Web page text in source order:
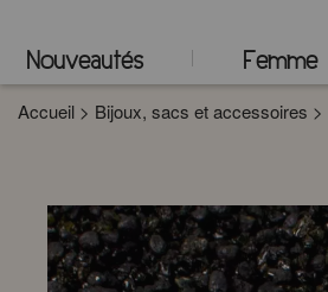
Nouveautés Femme
Accueil > Bijoux, sacs et accessoires >